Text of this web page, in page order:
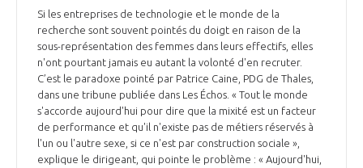
Si les entreprises de technologie et le monde de la
recherche sont souvent pointés du doigt en raison de la
sous-représentation des femmes dans leurs effectifs, elles
n'ont pourtant jamais eu autant la volonté d'en recruter.
C’est le paradoxe pointé par Patrice Caine, PDG de Thales,
dans une tribune publiée dans Les Échos. « Tout le monde
s'accorde aujourd'hui pour dire que la mixité est un facteur
de performance et qu'il n'existe pas de métiers réservés à
l'un ou l'autre sexe, si ce n'est par construction sociale »,
explique le dirigeant, qui pointe le problème : « Aujourd'hui,